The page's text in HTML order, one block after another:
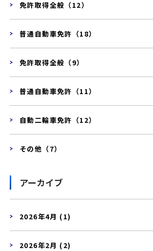
免許取得全般（12）
普通自動車免許（18）
免許取得全般（9）
普通自動車免許（11）
自動二輪車免許（12）
その他（7）
アーカイブ
2026年4月 (1)
2026年2月 (2)